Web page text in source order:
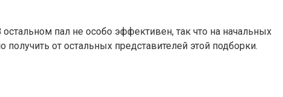
пал не особо эффективен, так что на начальных
от остальных представителей этой подборки.